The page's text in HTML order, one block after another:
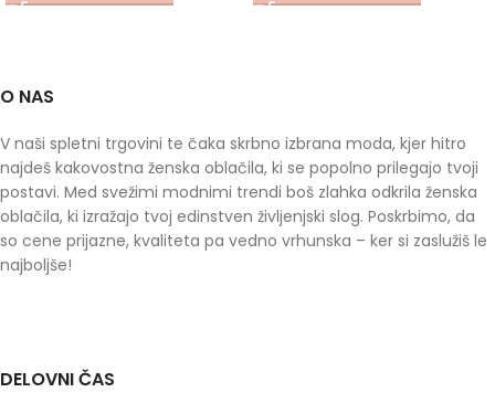
O NAS
V naši spletni trgovini te čaka skrbno izbrana moda, kjer hitro
najdeš kakovostna ženska oblačila, ki se popolno prilegajo tvoji
postavi. Med svežimi modnimi trendi boš zlahka odkrila ženska
oblačila, ki izražajo tvoj edinstven življenjski slog. Poskrbimo, da
so cene prijazne, kvaliteta pa vedno vrhunska – ker si zaslužiš le
najboljše!
DELOVNI ČAS